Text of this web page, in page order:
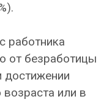
работника
от безработицы
достижении
или в